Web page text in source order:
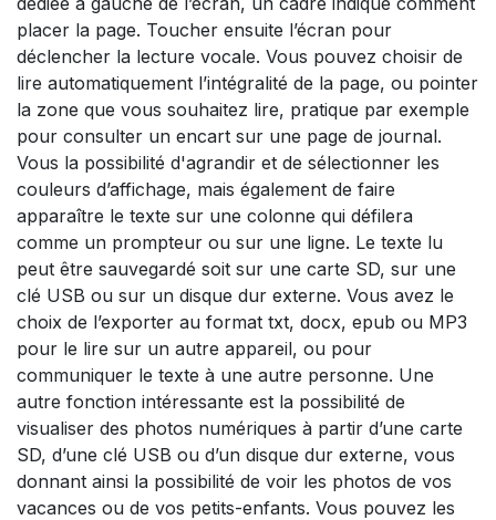
placer la page. Toucher ensuite l’écran pour
déclencher la lecture vocale. Vous pouvez choisir de
lire automatiquement l’intégralité de la page, ou pointer
la zone que vous souhaitez lire, pratique par exemple
pour consulter un encart sur une page de journal.
Vous la possibilité d'agrandir et de sélectionner les
couleurs d’affichage, mais également de faire
apparaître le texte sur une colonne qui défilera
comme un prompteur ou sur une ligne. Le texte lu
peut être sauvegardé soit sur une carte SD, sur une
clé USB ou sur un disque dur externe. Vous avez le
choix de l’exporter au format txt, docx, epub ou MP3
pour le lire sur un autre appareil, ou pour
communiquer le texte à une autre personne. Une
autre fonction intéressante est la possibilité de
visualiser des photos numériques à partir d’une carte
SD, d’une clé USB ou d’un disque dur externe, vous
donnant ainsi la possibilité de voir les photos de vos
vacances ou de vos petits-enfants. Vous pouvez les